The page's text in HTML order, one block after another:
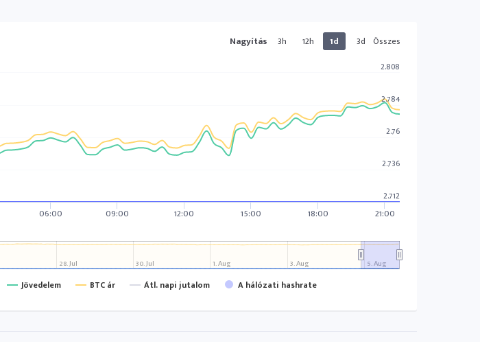
Nagyítás 3h 12h 1d 3d Összes
Jövedelem BTC ár Átl. napi jutalom A hálózati hashrate
06:00 09:00 12:00 15:00 18:00 21:00
28. Jul 30. Jul 1. Aug 3. Aug 5. Aug
2.712
2.736
2.76
2.784
2.808